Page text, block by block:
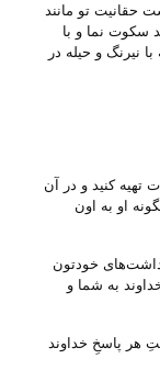
حقانیت تو مانند
حضور خداوند سکوت نما و با
نیرنگ و حیله در
تهیه کنید و در آن
او به اون
داشت‌های خودتون
به شما و
هر پاسخِ خداوند